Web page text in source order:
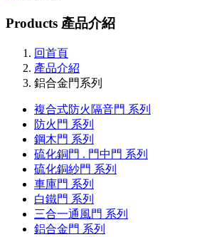
Products 產品介紹
回首頁
產品介紹
鋁合金門系列
複合式防火隔音門 系列
防火門 系列
鋼木門 系列
硫化銅門 . 門中門 系列
硫化銅紗門 系列
車庫門 系列
白鐵門 系列
三合一通風門 系列
鋁合金門 系列